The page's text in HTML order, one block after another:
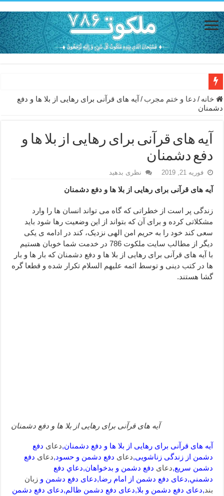
دعای حفظ جان خانواده از بلا در سفر – دعای دفع بلا در قرآن
دعا برای عاشق شدن طرف مقابل – عاشق کردن طرف مقابل از راه
دعای حفظ جان عزیزان از بلا در سفر – دعا برای رفع حوادث بد روزانه
انواع ذکرهای الهی و خواص آن – مجرب ترین ذکرها برای برآوردن
دعای روزی و رفع فقر – دعای مجرب برای گشایش مالی و برکت در کار
ختم سوره تکاثر برای جذب ثروت – خواص و برکات سوره تکاثر
دعا قدرت و توانمندی – دعا برای افزایش انرژی بدن و قدرت بازو
دعای ابودردا برای در امان ماندن از بلا – دعای ایمنی از سوختن
خانه / دعا و ختم مجرب / آیه های قرآنی برای رهایی از بلا ها و دفع
دشمنان
آیه های قرآنی برای رهایی از بلا ها و
دفع دشمنان
فوریه 21, 2019 نظری بدهید
آیه های قرآنی برای رهایی از بلا ها و دفع دشمنان
زندگی پر است از خطراتی که گاه می تواند انسان ها را وارد
مشکلاتی کرده و برای آن که بتواند از این وضعیت رها شود باید
سعی کند خود را به حریم امن الهی نزدیک، کند در ادامه ی یکی
دیگر از مطالب سایت ملکوت 786 در خدمت شما خوبان هستیم
با آیه های قرآنی برای رهایی از بلا ها و دفع دشمنان که بار ها و بار
ها در کتب دینی و توسط ائمه علیهم السلام تکرار شده و قطعا گره
گشا هستند.
آیه های قرآنی برای رهایی از بلا ها و دفع دشمنان
آیه های قرآنی برای رهایی از بلا ها و دفع دشمنان,دعای دفع
دشمن از زندگی زناشویی,دعای دفع دشمن و حسود,دعای دفع
دشمن سریع,دعای دفع دشمن و بدخواهان,دعاي دفع
دشمني,دعای دفع دشمن از امام رضا,دعای دفع دشمن وزبان
بند,دعای دفع دشمن و بلا,دعای دفع دشمن ظالم,دعای دفع دشمن